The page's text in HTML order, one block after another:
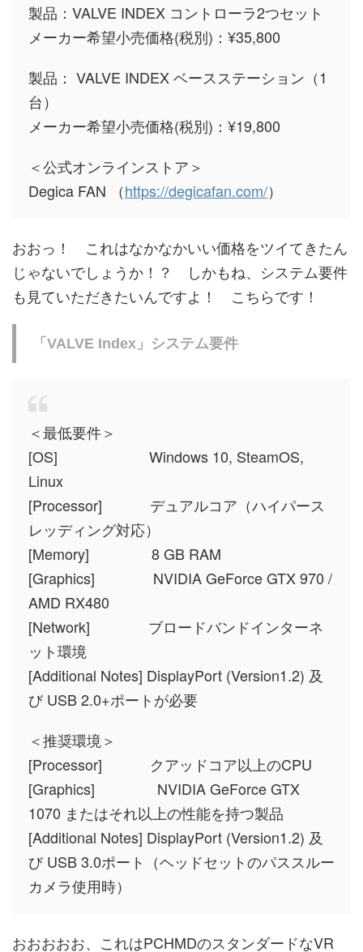
製品：VALVE INDEX コントローラ2つセット
メーカー希望小売価格(税別)：¥35,800
製品： VALVE INDEX ベースステーション（1
台）
メーカー希望小売価格(税別)：¥19,800
＜公式オンラインストア＞
Degica FAN （https://degicafan.com/）
おおっ！ これはなかなかいい価格をツイてきたん
じゃないでしょうか！？ しかもね、システム要件
も見ていただきたいんですよ！ こちらです！
「VALVE Index」システム要件
＜最低要件＞
[OS] Windows 10, SteamOS,
Linux
[Processor] デュアルコア（ハイパース
レッディング対応）
[Memory] 8 GB RAM
[Graphics] NVIDIA GeForce GTX 970 /
AMD RX480
[Network] ブロードバンドインターネ
ット環境
[Additional Notes] DisplayPort (Version1.2) 及
び USB 2.0+ポートが必要
＜推奨環境＞
[Processor] クアッドコア以上のCPU
[Graphics] NVIDIA GeForce GTX
1070 またはそれ以上の性能を持つ製品
[Additional Notes] DisplayPort (Version1.2) 及
び USB 3.0ポート（ヘッドセットのパススルー
カメラ使用時）
おおおおお、これはPCHMDのスタンダードなVR